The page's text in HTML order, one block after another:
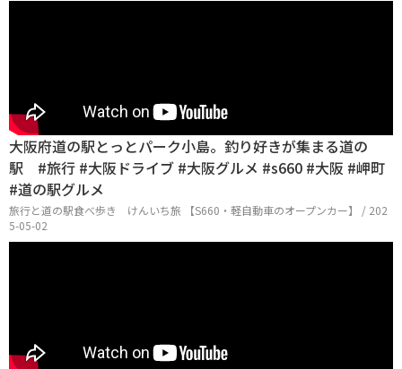
大阪府道の駅とっとパーク小島。釣り好きが集まる道の
駅 #旅行 #大阪ドライブ #大阪グルメ #s660 #大阪 #岬町
#道の駅グルメ
旅行と道の駅食べ歩き けんいち旅 【S660・軽自動車のオープンカー】 / 202
5-05-02